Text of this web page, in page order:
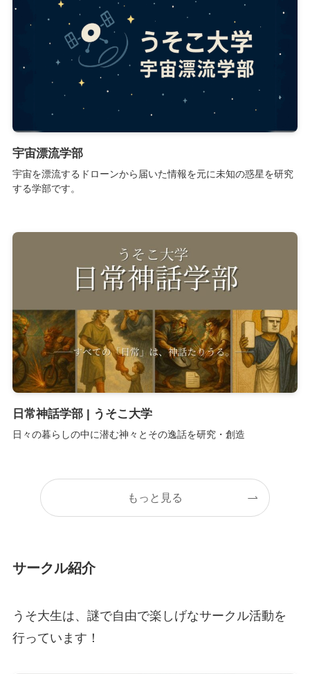
宇宙漂流学部
宇宙を漂流するドローンから届いた情報を元に未知の惑星を研究
する学部です。
日常神話学部 | うそこ大学
日々の暮らしの中に潜む神々とその逸話を研究・創造
もっと見る
サークル紹介
うそ大生は、謎で自由で楽しげなサークル活動を
行っています！